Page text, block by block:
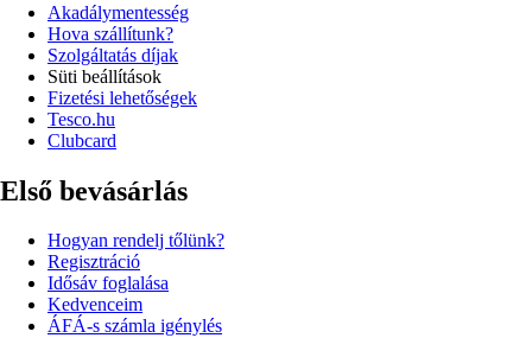
Akadálymentesség
Hova szállítunk?
Szolgáltatás díjak
Süti beállítások
Fizetési lehetőségek
Tesco.hu
Clubcard
Első bevásárlás
Hogyan rendelj tőlünk?
Regisztráció
Idősáv foglalása
Kedvenceim
ÁFÁ-s számla igénylés